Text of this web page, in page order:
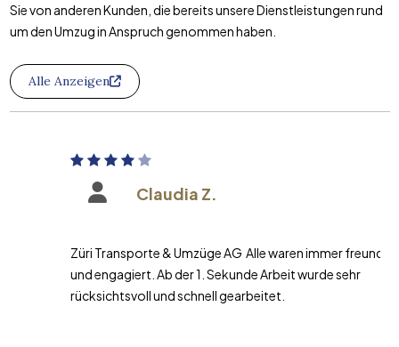
Sie von anderen Kunden, die bereits unsere Dienstleistungen rund
um den Umzug in Anspruch genommen haben.
Alle Anzeigen
Claudia Z.
Züri Transporte & Umzüge AG Alle waren immer freundlich
und engagiert. Ab der 1. Sekunde Arbeit wurde sehr
rücksichtsvoll und schnell gearbeitet.